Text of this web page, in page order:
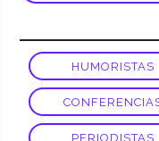
HUMORISTAS
PERIODISTAS